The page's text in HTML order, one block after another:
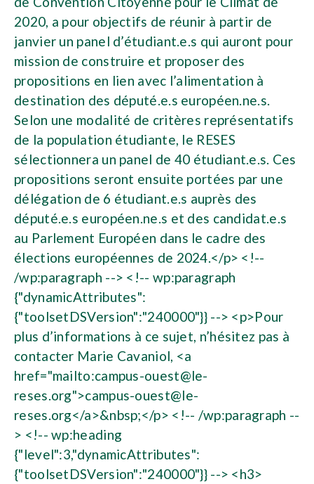
2020, a pour objectifs de réunir à partir de
janvier un panel d’étudiant.e.s qui auront pour
mission de construire et proposer des
propositions en lien avec l’alimentation à
destination des député.e.s européen.ne.s.
Selon une modalité de critères représentatifs
de la population étudiante, le RESES
sélectionnera un panel de 40 étudiant.e.s. Ces
propositions seront ensuite portées par une
délégation de 6 étudiant.e.s auprès des
député.e.s européen.ne.s et des candidat.e.s
au Parlement Européen dans le cadre des
élections européennes de 2024.</p> <!--
/wp:paragraph --> <!-- wp:paragraph
{"dynamicAttributes":
{"toolsetDSVersion":"240000"}} --> <p>Pour
plus d’informations à ce sujet, n’hésitez pas à
contacter Marie Cavaniol, <a
href="mailto:campus-ouest@le-
reses.org">campus-ouest@le-
reses.org</a>&nbsp;</p> <!-- /wp:paragraph --
> <!-- wp:heading
{"level":3,"dynamicAttributes":
{"toolsetDSVersion":"240000"}} --> <h3>